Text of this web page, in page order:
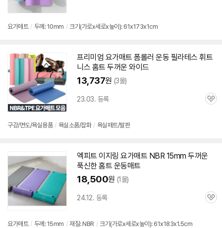
뷰
요가매트 / 두께: 10mm / 크기(가로x세로x높이): 61x173x1cm
프리미엄 요가매트 폼롤러 운동 필라테스 휘트
니스 홈트 두꺼운 와이드
13,737원 (3몰)
23.03. 등록
관
구강/면도/욕실용품 / 욕실소품/잡화 / 욕실 매트/발판
엑피트 이지링 요가매트 NBR 15mm 두꺼운
푹신한 홈트 운동매트
18,500원 (1몰)
24.12. 등록
관
요가매트 / 두께: 15mm / 재질: NBR / 크기(가로x세로x높이): 61x183x1.5cm